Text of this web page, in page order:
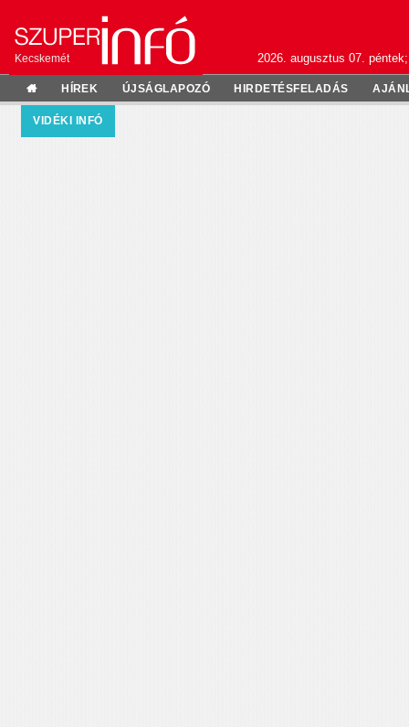
Kecskemét 2026. augusztus 07.
HÍREK ÚJSÁGLAPOZÓ HIRDETÉSFELADÁS
VIDÉKI INFÓ